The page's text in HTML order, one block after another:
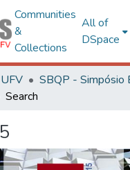
Communities
&
Collections
All of
DSpace
Search